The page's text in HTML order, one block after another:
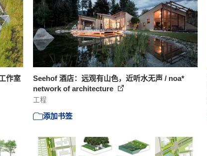
作室
Seehof 酒店：远观有山色，近听水无声 / noa*
network of architecture
工程
添加书签